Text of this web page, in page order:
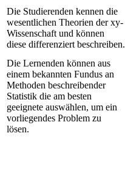
Die Studierenden kennen die
wesentlichen Theorien der xy-
Wissenschaft und können
diese differenziert beschreiben.
Die Lernenden können aus
einem bekannten Fundus an
Methoden beschreibender
Statistik die am besten
geeignete auswählen, um ein
vorliegendes Problem zu
lösen.